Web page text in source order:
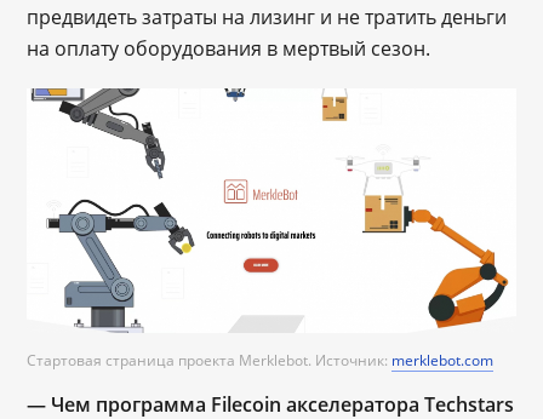
предвидеть затраты на лизинг и не тратить деньги
на оплату оборудования в мертвый сезон.
Стартовая страница проекта Merklebot. Источник: merklebot.com
— Чем программа Filecoin акселератора Techstars